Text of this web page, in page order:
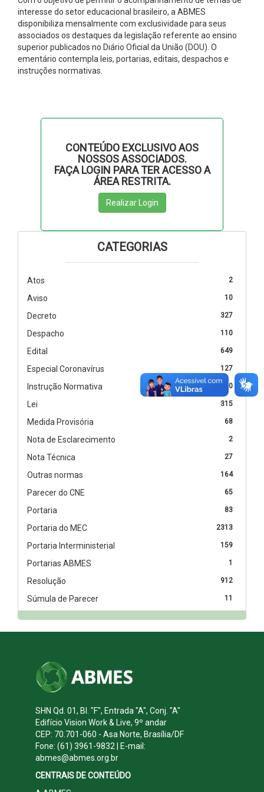
interesse do setor educacional brasileiro, a ABMES
disponibiliza mensalmente com exclusividade para seus
associados os destaques da legislação referente ao ensino
superior publicados no Diário Oficial da União (DOU). O
ementário contempla leis, portarias, editais, despachos e
instruções normativas.
CONTEÚDO EXCLUSIVO AOS
NOSSOS ASSOCIADOS.
FAÇA LOGIN PARA TER ACESSO A
ÁREA RESTRITA.
Realizar Login
CATEGORIAS
2
Atos
10
Aviso
327
Decreto
110
Despacho
649
Edital
127
Especial Coronavírus
60
Instrução Normativa
315
Lei
68
Medida Provisória
2
Nota de Esclarecimento
27
Nota Técnica
164
Outras normas
65
Parecer do CNE
83
Portaria
2313
Portaria do MEC
159
Portaria Interministerial
1
Portarias ABMES
912
Resolução
11
Súmula de Parecer
SHN Qd. 01, Bl. "F", Entrada "A", Conj. "A"
Edifício Vision Work & Live, 9º andar
CEP: 70.701-060 - Asa Norte, Brasília/DF
Fone: (61) 3961-9832 | E-mail:
abmes@abmes.org.br
CENTRAIS DE CONTEÚDO